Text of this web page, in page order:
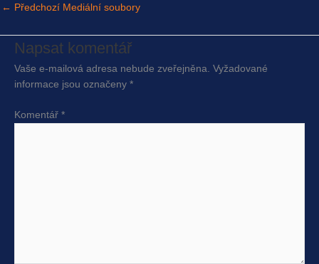
← Předchozí Mediální soubory
Napsat komentář
Vaše e-mailová adresa nebude zveřejněna. Vyžadované
informace jsou označeny *
Komentář *